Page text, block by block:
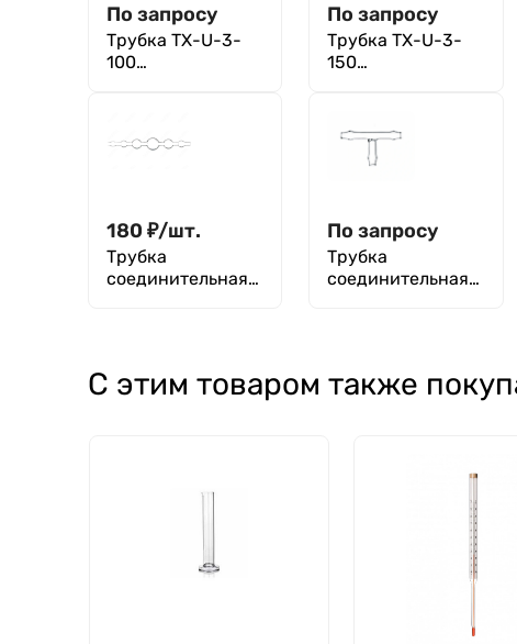
По запросу
Трубка ТХ-U-3-
100
По запросу
Трубка ТХ-U-3-
150
180 ₽/шт.
Трубка
соединительная
По запросу
Трубка
соединительная
С этим товаром также